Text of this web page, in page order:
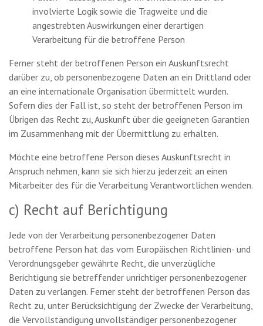
involvierte Logik sowie die Tragweite und die
angestrebten Auswirkungen einer derartigen
Verarbeitung für die betroffene Person
Ferner steht der betroffenen Person ein Auskunftsrecht
darüber zu, ob personenbezogene Daten an ein Drittland oder
an eine internationale Organisation übermittelt wurden.
Sofern dies der Fall ist, so steht der betroffenen Person im
Übrigen das Recht zu, Auskunft über die geeigneten Garantien
im Zusammenhang mit der Übermittlung zu erhalten.
Möchte eine betroffene Person dieses Auskunftsrecht in
Anspruch nehmen, kann sie sich hierzu jederzeit an einen
Mitarbeiter des für die Verarbeitung Verantwortlichen wenden.
c) Recht auf Berichtigung
Jede von der Verarbeitung personenbezogener Daten
betroffene Person hat das vom Europäischen Richtlinien- und
Verordnungsgeber gewährte Recht, die unverzügliche
Berichtigung sie betreffender unrichtiger personenbezogener
Daten zu verlangen. Ferner steht der betroffenen Person das
Recht zu, unter Berücksichtigung der Zwecke der Verarbeitung,
die Vervollständigung unvollständiger personenbezogener